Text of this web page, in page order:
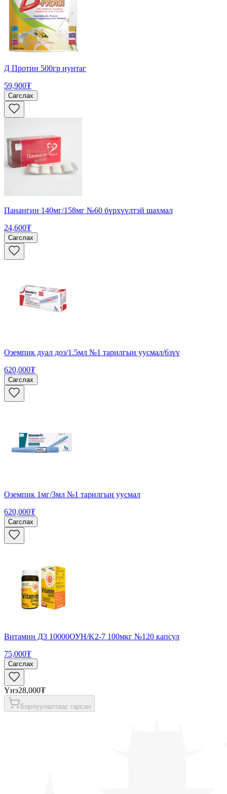
Д Протин 500гр нунтаг
59,900₮
Сагслах
Панангин 140мг/158мг №60 бүрхүүлтэй шахмал
24,600₮
Сагслах
Оземпик дуал доз/1.5мл №1 тарилгын уусмал/6зүү
620,000₮
Сагслах
Оземпик 1мг/3мл №1 тарилгын уусмал
620,000₮
Сагслах
Витамин Д3 10000ОУН/K2-7 100мкг №120 капсул
75,000₮
Сагслах
Үнэ28,000₮
Борлуулалтаас гарсан